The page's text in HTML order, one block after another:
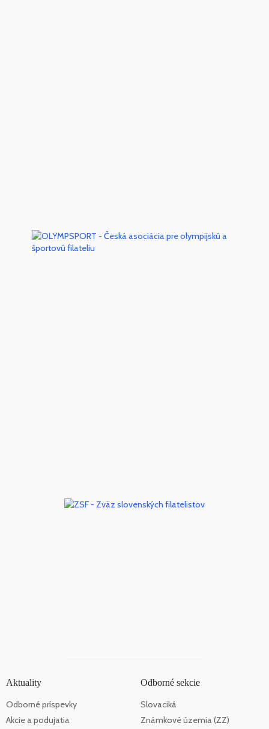
Aktuality
Odborné príspevky
Akcie a podujatia
Odborné sekcie
Slovaciká
Známkové územia (ZZ)